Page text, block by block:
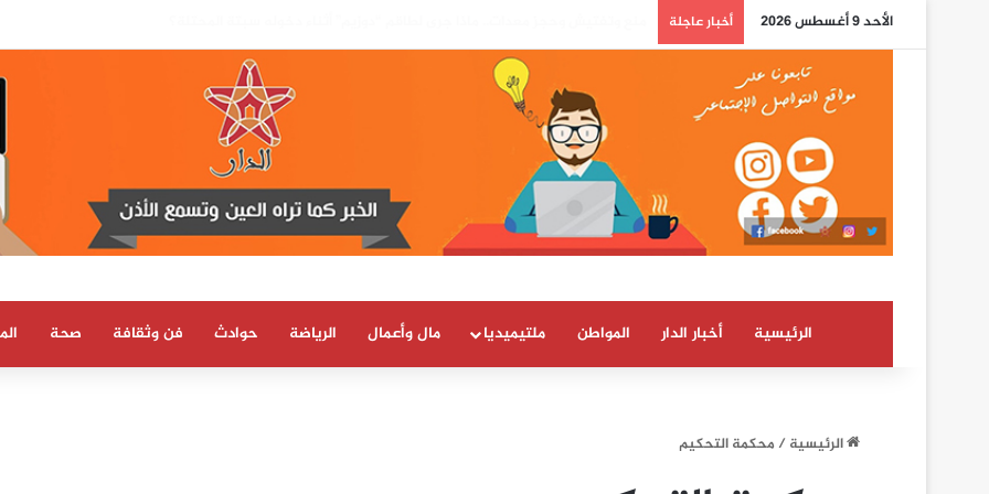
الأحد 9 أغسطس 2026 أخبار عاجلة
الرئيسية أخبار الدار المواطن ملتيميديا مال وأعمال الرياضة حوادث فن وثقافة صحة
الرئيسية/محكمة التحكيم